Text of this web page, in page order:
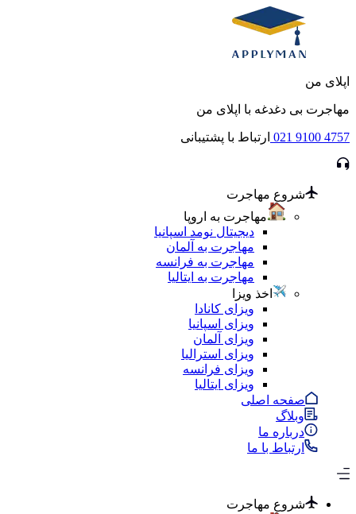
اپلای من
مهاجرت بی دغدغه با اپلای من
021 9100 4757 ارتباط با پشتیبانی
شروع مهاجرت
مهاجرت به اروپا
دیجیتال نومد اسپانیا
مهاجرت به آلمان
مهاجرت به فرانسه
مهاجرت به ایتالیا
اخذ ویزا
ویزای کانادا
ویزای اسپانیا
ویزای آلمان
ویزای استرالیا
ویزای فرانسه
ویزای ایتالیا
صفحه اصلی
وبلاگ
درباره ما
ارتباط با ما
شروع مهاجرت